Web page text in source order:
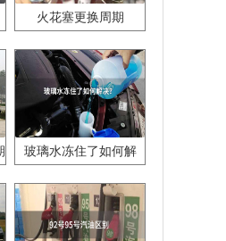
火花塞更换周期
玻璃水冻住了如何解